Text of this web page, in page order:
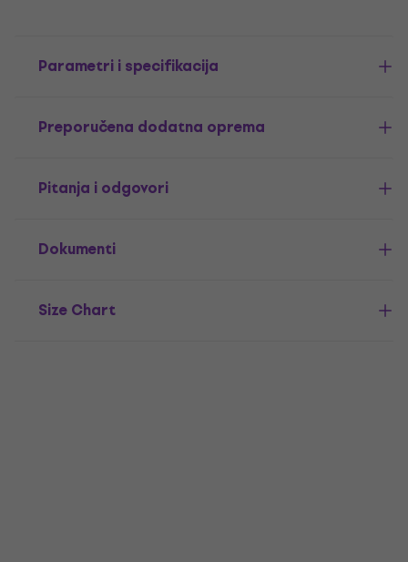
Parametri i specifikacija
Preporučena dodatna oprema
Pitanja i odgovori
Dokumenti
Size Chart